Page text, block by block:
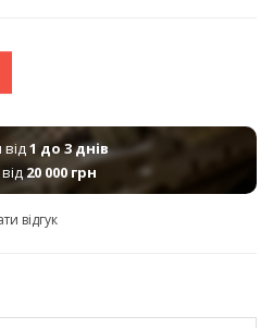
1 до 3 днів
20 000 грн
відгук